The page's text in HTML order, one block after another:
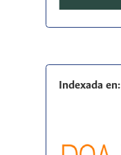
Indexada en: